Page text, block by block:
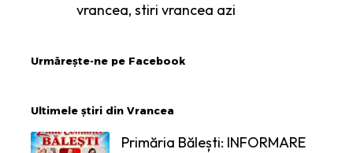
vrancea, stiri vrancea azi
Urmărește-ne pe Facebook
Ultimele știri din Vrancea
Primăria Bălești: INFORMARE